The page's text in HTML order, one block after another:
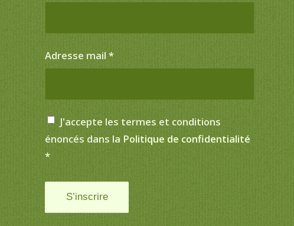
Adresse mail*
J'accepte les termes et conditions
énoncés dans la Politique de confidentialité
*